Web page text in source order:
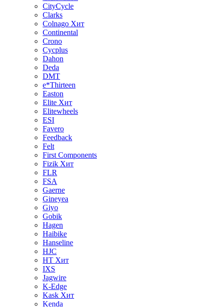
CityCycle
Clarks
Colnago Хит
Continental
Crono
Cycplus
Dahon
Deda
DMT
e*Thirteen
Easton
Elite Хит
Elitewheels
ESI
Favero
Feedback
Felt
First Components
Fizik Хит
FLR
FSA
Gaerne
Gineyea
Giyo
Gobik
Hagen
Haibike
Hanseline
HJC
HT Хит
IXS
Jagwire
K-Edge
Kask Хит
Kenda